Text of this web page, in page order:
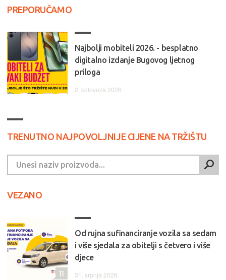
PREPORUČAMO
Najbolji mobiteli 2026. - besplatno
digitalno izdanje Bugovog ljetnog
priloga
2. kolovoza 2026.
TRENUTNO NAJPOVOLJNIJE CIJENE NA TRŽIŠTU
VEZANO
Od rujna sufinanciranje vozila sa sedam
i više sjedala za obitelji s četvero i više
djece
31. srpnja 2026.
11